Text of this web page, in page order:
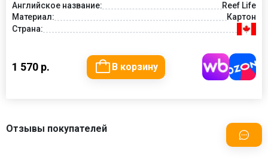
Английское название:
Reef Life
Материал:
Картон
Страна:
1 570 р. В корзину
Отзывы покупателей